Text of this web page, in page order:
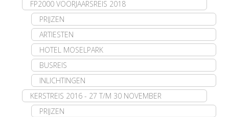
FP2000 VOORJAARSREIS 2018
PRIJZEN
ARTIESTEN
HOTEL MOSELPARK
BUSREIS
INLICHTINGEN
KERSTREIS 2016 - 27 T/M 30 NOVEMBER
PRIJZEN